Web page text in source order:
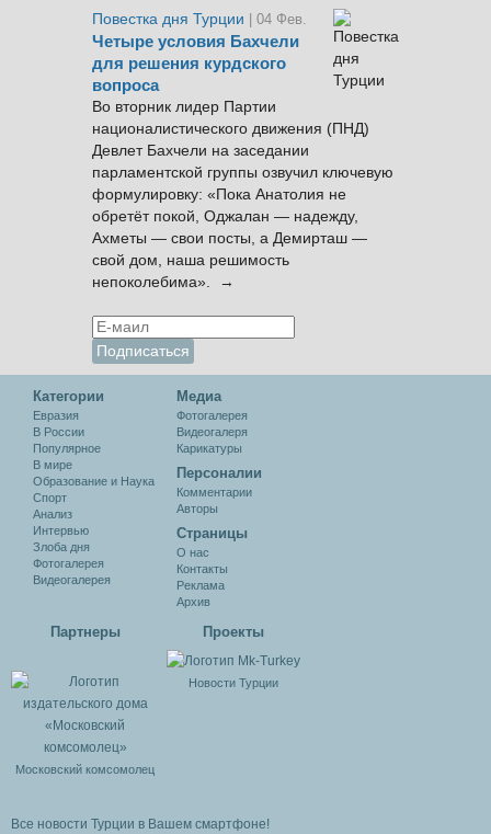
Повестка дня Турции
| 04 Фев.
Четыре условия Бахчели
для решения курдского
вопроса
Во вторник лидер Партии
националистического движения (ПНД)
Девлет Бахчели на заседании
парламентской группы озвучил ключевую
формулировку: «Пока Анатолия не
обретёт покой, Оджалан — надежду,
Ахметы — свои посты, а Демирташ —
свой дом, наша решимость
непоколебима». →
Категории
Евразия
В России
Популярное
В мире
Образование и Наука
Спорт
Анализ
Интервью
Злоба дня
Фотогалерея
Видеогалерея
Медиа
Фотогалерея
Видеогалеря
Карикатуры
Персоналии
Комментарии
Авторы
Cтраницы
О нас
Контакты
Реклама
Архив
Партнеры
Московский комсомолец
Проекты
Новости Турции
Все новости Турции в Вашем смартфоне!